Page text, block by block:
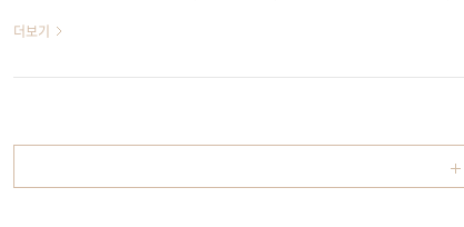
두 영향을 미치고 있습니다. 개인 정보 유출에서 시작해, 기업
야 합니다. 보이지 않는 곳에서 안전을 지키는 든든한 뒷모
더보기